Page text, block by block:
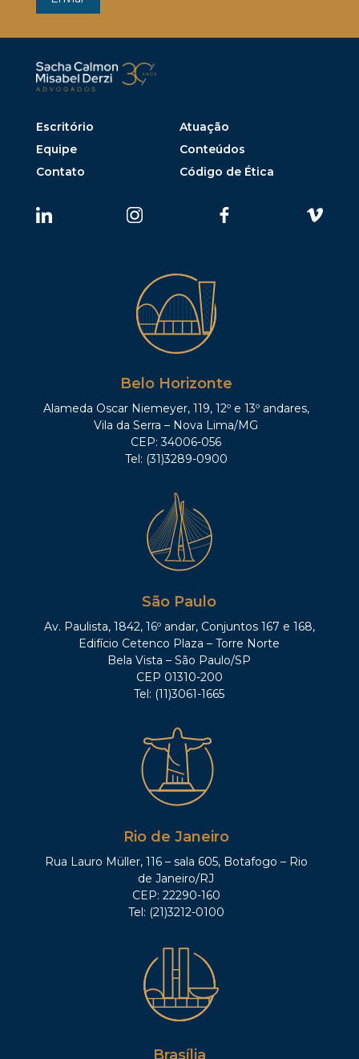
Escritório
Atuação
Equipe
Conteúdos
Contato
Código de Ética
Belo Horizonte
Alameda Oscar Niemeyer, 119, 12º e 13º andares,
Vila da Serra – Nova Lima/MG
CEP: 34006-056
Tel: (31)3289-0900
São Paulo
Av. Paulista, 1842, 16º andar, Conjuntos 167 e 168,
Edifício Cetenco Plaza – Torre Norte
Bela Vista – São Paulo/SP
CEP 01310-200
Tel: (11)3061-1665
Rio de Janeiro
Rua Lauro Müller, 116 – sala 605, Botafogo – Rio
de Janeiro/RJ
CEP: 22290-160
Tel: (21)3212-0100
Brasília